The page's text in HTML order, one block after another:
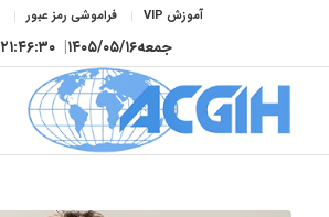
آموزش VIP فراموشی رمز عبور
جمعه۱۴۰۵/۰۵/۱۶| ۲۱:۴۶:۳۱